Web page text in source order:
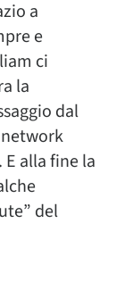
a
e
ci
la
dal
alla fine la
del